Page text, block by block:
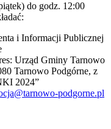
do godz. 12:00
i Informacji Publicznej
Urząd Gminy Tarnowo
Tarnowo Podgórne, z
2024”
podgorne.pl